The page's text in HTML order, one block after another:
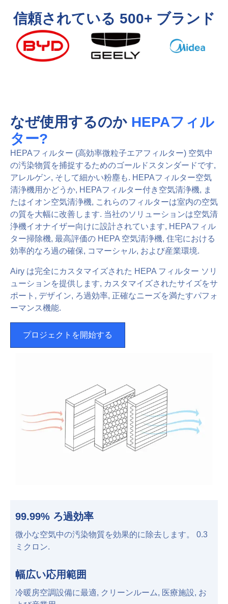
信頼されている 500+ ブランド
なぜ使用するのか HEPAフィル
ター?
HEPAフィルター (高効率微粒子エアフィルター) 空気中
の汚染物質を捕捉するためのゴールドスタンダードです,
アレルゲン, そして細かい粉塵も. HEPAフィルター空気
清浄機用かどうか, HEPAフィルター付き空気清浄機, ま
たはイオン空気清浄機, これらのフィルターは室内の空気
の質を大幅に改善します. 当社のソリューションは空気清
浄機イオナイザー向けに設計されています, HEPAフィル
ター掃除機, 最高評価の HEPA 空気清浄機, 住宅における
効率的なろ過の確保, コマーシャル, および産業環境.
Airy は完全にカスタマイズされた HEPA フィルター ソリ
ューションを提供します, カスタマイズされたサイズをサ
ポート, デザイン, ろ過効率, 正確なニーズを満たすパフォ
ーマンス機能.
プロジェクトを開始する
99.99% ろ過効率
微小な空気中の汚染物質を効果的に除去します。 0.3
ミクロン.
幅広い応用範囲
冷暖房空調設備に最適, クリーンルーム, 医療施設, お